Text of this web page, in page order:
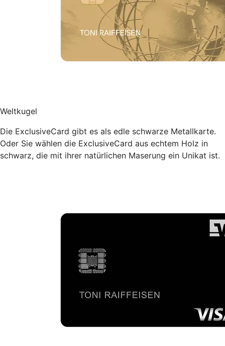
Weltkugel
Die ExclusiveCard gibt es als edle schwarze Metallkarte.
Oder Sie wählen die ExclusiveCard aus echtem Holz in
schwarz, die mit ihrer natürlichen Maserung ein Unikat ist.